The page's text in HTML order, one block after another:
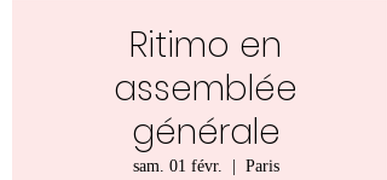
Ritimo en
assemblée
générale
sam. 01 févr.
  |
Paris